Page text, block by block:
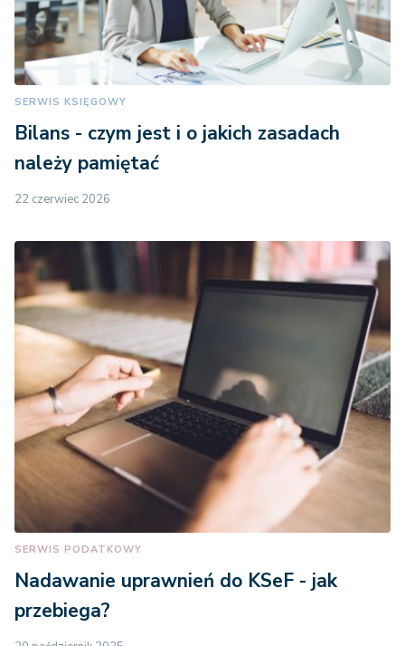
SERWIS KSIĘGOWY
Bilans - czym jest i o jakich zasadach
należy pamiętać
22 czerwiec 2026
SERWIS PODATKOWY
Nadawanie uprawnień do KSeF - jak
przebiega?